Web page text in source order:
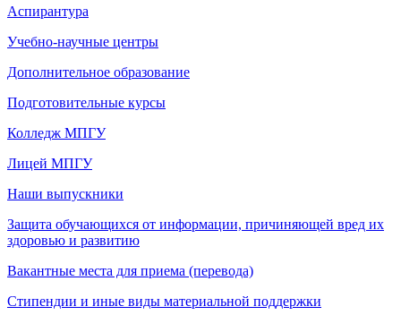
Аспирантура
Учебно-научные центры
Дополнительное образование
Подготовительные курсы
Колледж МПГУ
Лицей МПГУ
Наши выпускники
Защита обучающихся от информации, причиняющей вред их
здоровью и развитию
Вакантные места для приема (перевода)
Стипендии и иные виды материальной поддержки